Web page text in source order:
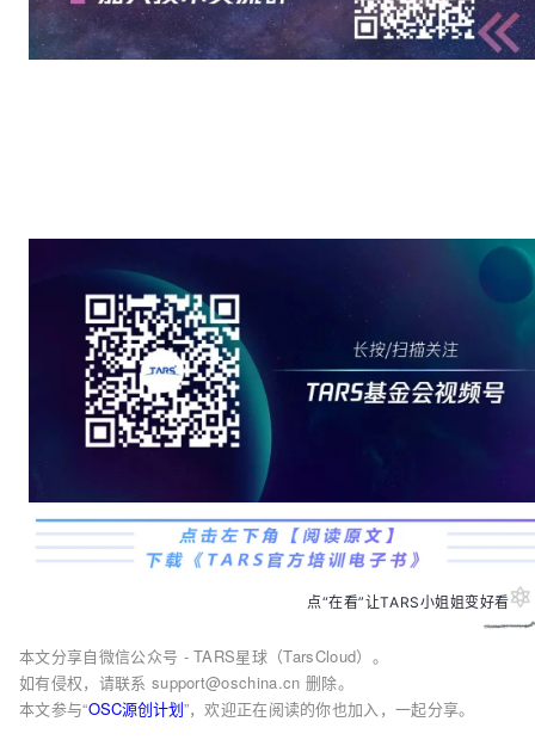
点“在看”让TARS小姐姐变好看
本文分享自微信公众号 - TARS星球（TarsCloud）。
如有侵权，请联系 support@oschina.cn 删除。
本文参与“OSC源创计划”，欢迎正在阅读的你也加入，一起分享。